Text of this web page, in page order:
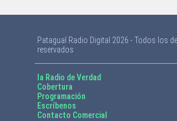
Patagual Radio Digital 2026 - Todos los
reservados
la Radio de Verdad
Cobertura
Programación
Escríbenos
Contacto Comercial